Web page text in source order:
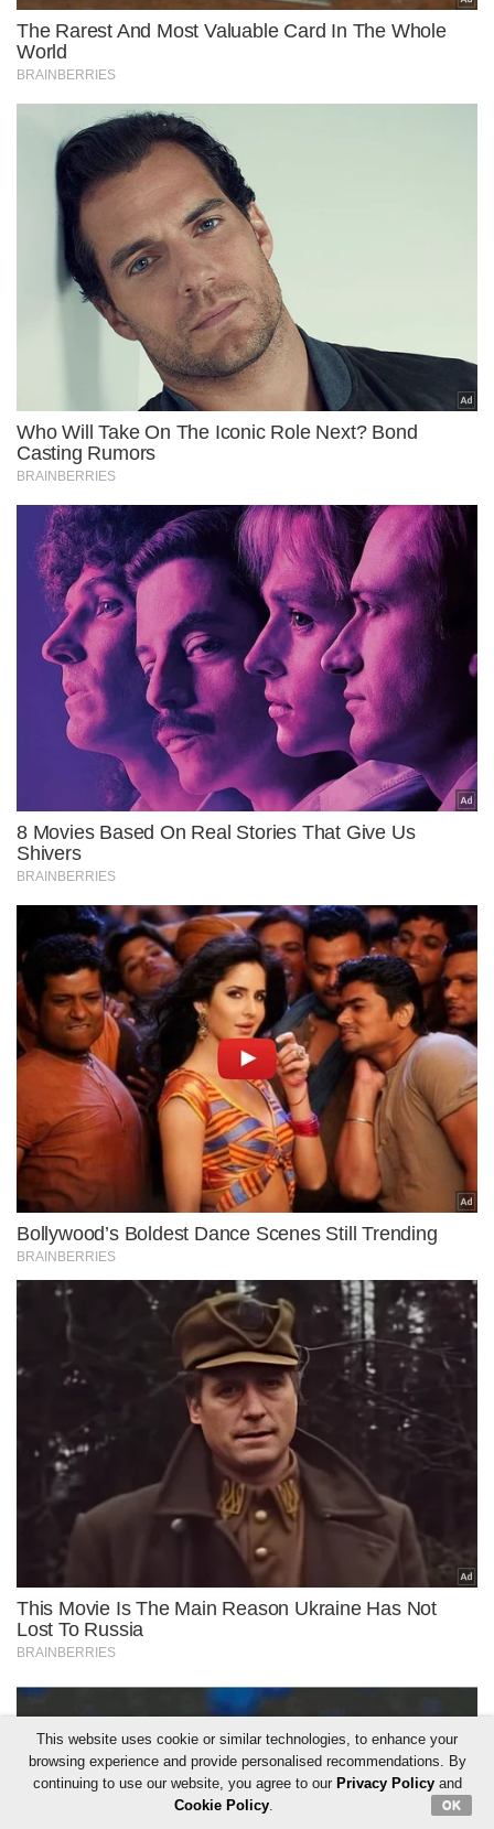
This website uses cookie or similar technologies, to enhance your
browsing experience and provide personalised recommendations. By
continuing to use our website, you agree to our Privacy Policyand
Cookie Policy. OK